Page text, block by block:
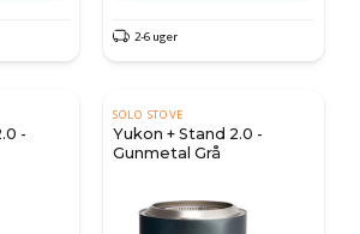
2-6 uger
-
SOLO STOVE
Yukon + Stand 2.0 -
Gunmetal Grå